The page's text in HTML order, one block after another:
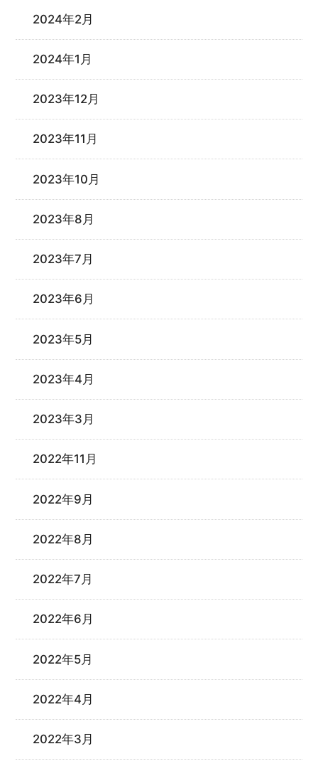
2024年2月
2024年1月
2023年12月
2023年11月
2023年10月
2023年8月
2023年7月
2023年6月
2023年5月
2023年4月
2023年3月
2022年11月
2022年9月
2022年8月
2022年7月
2022年6月
2022年5月
2022年4月
2022年3月